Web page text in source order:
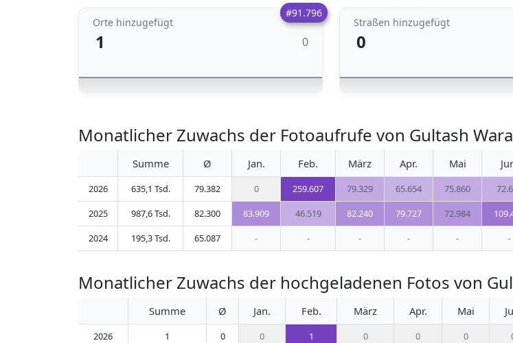
#91.796
Orte hinzugefügt
1 0
Straßen hinzugefügt
0
Monatlicher Zuwachs der Fotoaufrufe von Gultash
Summe Ø Jan. Feb. März Apr. Mai
2026 635,1 Tsd. 79.382 0 259.607 79.329 65.654 75.860
2025
987,6 Tsd. 82.300 83.909 46.519 82.240 79.727 72.984
2024
195,3 Tsd. 65.087 - - - - - -
Monatlicher Zuwachs der hochgeladenen Fotos von
Summe Ø Jan. Feb. März Apr. Mai
2026 1 0 0 1 0 0 0